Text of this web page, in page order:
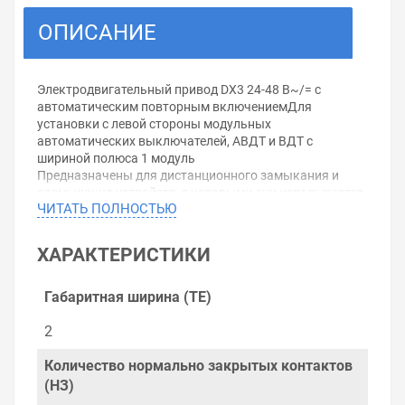
ОПИСАНИЕ
Электродвигательный привод DX3 24-48 В~/= с
автоматическим повторным включениемДля
установки с левой стороны модульных
автоматических выключателей, АВДТ и ВДТ с
шириной полюса 1 модуль
Предназначены для дистанционного замыкания и
размыкания устройств, с которыми они используются
Напряжение цепи управления: 24-48 В~/=
повторного включения
Выполняет автоматическое повторное включение
бесперебойность электроснабжения
положения и одним вспомогательным контактом
Число модулей: 2
Уважаемые покупатели.
ЧИТАТЬ ПОЛНОСТЬЮ
ХАРАКТЕРИСТИКИ
Габаритная ширина (TE)
2
Количество нормально закрытых контактов
(НЗ)